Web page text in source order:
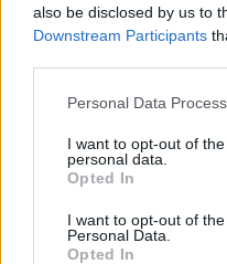
also be disclosed by us to
Downstream Participants
Personal Data
I want to opt-out of
personal data.
Opted In
I want to opt-out of
Personal Data.
Opted In
Protagonisti
In mostra le
sede vicentina
Sanpaolo. Dal 6